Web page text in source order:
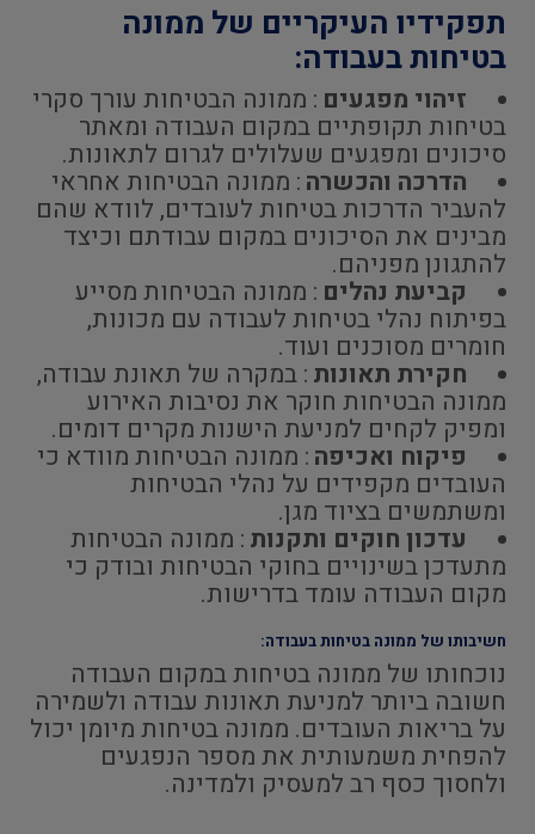
תפקידיו העיקריים של ממונה
בטיחות בעבודה:
זיהוי מפגעים : ממונה הבטיחות עורך סקרי
בטיחות תקופתיים במקום העבודה ומאתר
סיכונים ומפגעים שעלולים לגרום לתאונות.
הדרכה והכשרה: ממונה הבטיחות אחראי
להעביר הדרכות בטיחות לעובדים, לוודא שהם
מבינים את הסיכונים במקום עבודתם וכיצד
להתגונן מפניהם.
קביעת נהלים : ממונה הבטיחות מסייע
בפיתוח נהלי בטיחות לעבודה עם מכונות,
חומרים מסוכנים ועוד.
חקירת תאונות: במקרה של תאונת עבודה,
ממונה הבטיחות חוקר את נסיבות האירוע
ומפיק לקחים למניעת הישנות מקרים דומים.
פיקוח ואכיפה: ממונה הבטיחות מוודא כי
העובדים מקפידים על נהלי הבטיחות
ומשתמשים בציוד מגן.
עדכון חוקים ותקנות: ממונה הבטיחות
מתעדכן בשינויים בחוקי הבטיחות ובודק כי
מקום העבודה עומד בדרישות.
חשיבותו של ממונה בטיחות בעבודה:
נוכחותו של ממונה בטיחות במקום העבודה
חשובה ביותר למניעת תאונות עבודה ולשמירה
על בריאות העובדים. ממונה בטיחות מיומן יכול
להפחית משמעותית את מספר הנפגעים
ולחסוך כסף רב למעסיק ולמדינה.